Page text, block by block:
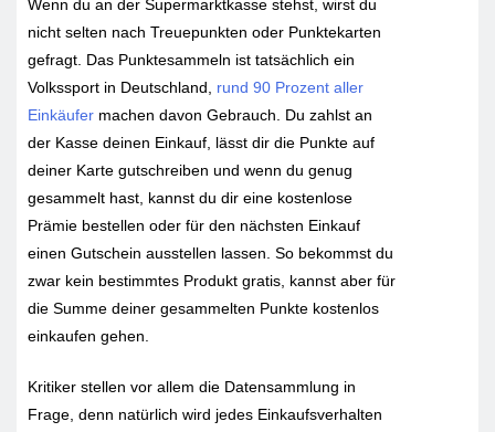
Wenn du an der Supermarktkasse stehst, wirst du
nicht selten nach Treuepunkten oder Punktekarten
gefragt. Das Punktesammeln ist tatsächlich ein
Volkssport in Deutschland, rund 90 Prozent aller
Einkäufer machen davon Gebrauch. Du zahlst an
der Kasse deinen Einkauf, lässt dir die Punkte auf
deiner Karte gutschreiben und wenn du genug
gesammelt hast, kannst du dir eine kostenlose
Prämie bestellen oder für den nächsten Einkauf
einen Gutschein ausstellen lassen. So bekommst du
zwar kein bestimmtes Produkt gratis, kannst aber für
die Summe deiner gesammelten Punkte kostenlos
einkaufen gehen.
Kritiker stellen vor allem die Datensammlung in
Frage, denn natürlich wird jedes Einkaufsverhalten